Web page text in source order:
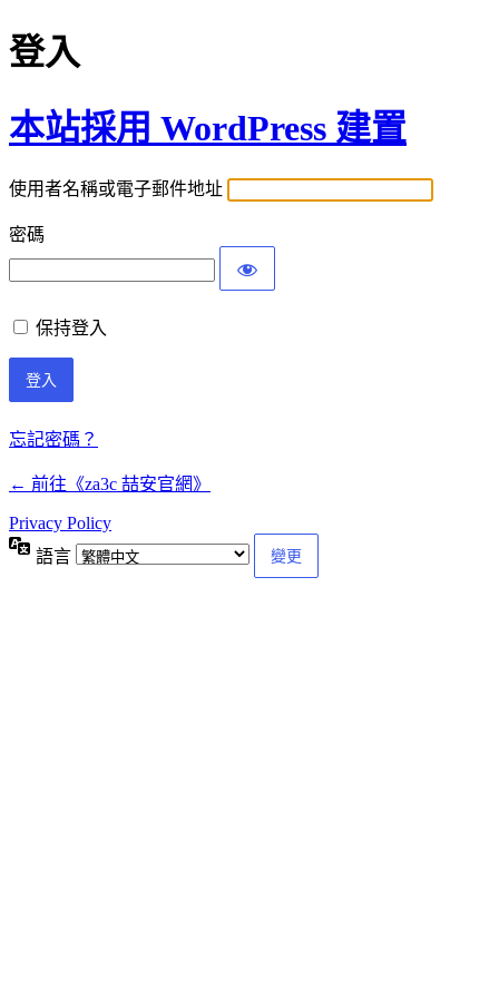
登入
本站採用 WordPress 建置
使用者名稱或電子郵件地址
密碼
保持登入
忘記密碼？
← 前往《za3c 喆安官網》
Privacy Policy
語言